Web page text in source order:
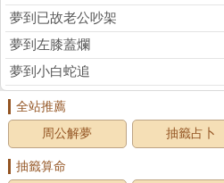
夢到已故老公吵架
夢到左膝蓋爛
夢到小白蛇追
全站推薦
周公解夢
抽籤占卜
抽籤算命